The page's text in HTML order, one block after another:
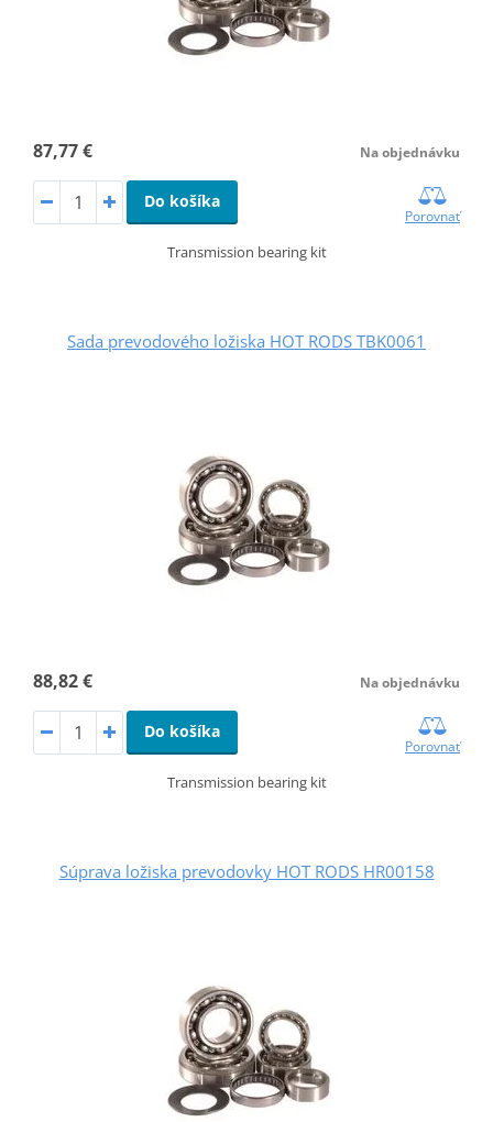
87,77 € Na objednávku
Do košíka
Porovnať
Transmission bearing kit
Sada prevodového ložiska HOT RODS TBK0061
88,82 € Na objednávku
Do košíka
Porovnať
Transmission bearing kit
Súprava ložiska prevodovky HOT RODS HR00158